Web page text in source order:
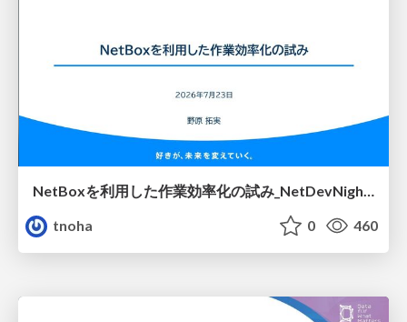
NetBoxを利用した作業効率化の試み_NetDevNight4
tnoha
0 460